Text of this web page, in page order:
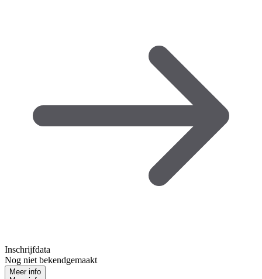
Inschrijfdata
Nog niet bekendgemaakt
Meer info